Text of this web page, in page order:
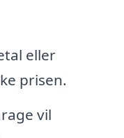
eller
prisen.
vil